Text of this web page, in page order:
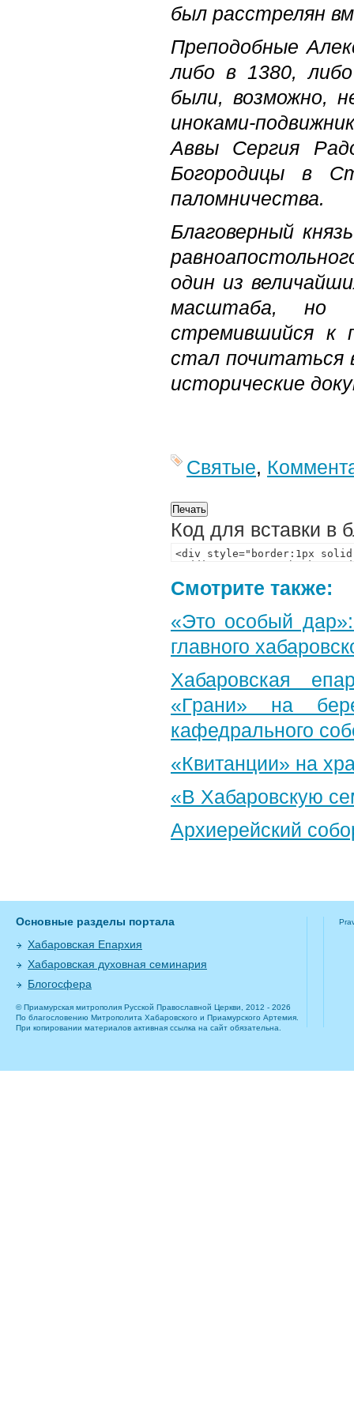
был расстрелян
Преподобные
либо в 1380,
были, возможно,
иноками-
Аввы Сергия
Богородицы в
паломничества.
Благоверный
один из
масштаба, но
стремившийся к
стал почитаться
исторические
Святые,
Код для вставки в
Смотрите также:
«Это особый
главного
Хабаровская
«Грани» на
кафедрального
«Квитанции» на
«В Хабаровскую
Архиерейский
Основные разделы портала
Хабаровская Епархия
Хабаровская духовная семинария
Блогосфера
© Приамурская митрополия Русской Православной Церкви, 2012 - 2026
По благословению Митрополита Хабаровского и Приамурского Артемия.
При копировании материалов активная ссылка на сайт обязательна.